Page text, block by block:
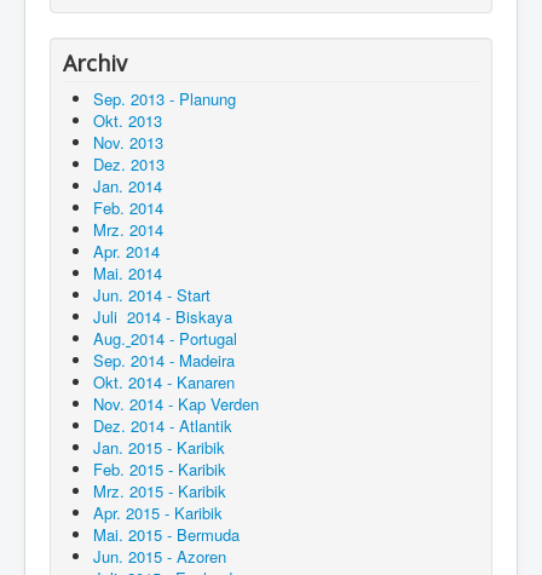
Archiv
Sep. 2013 - Planung
Okt. 2013
Nov. 2013
Dez. 2013
Jan. 2014
Feb. 2014
Mrz. 2014
Apr. 2014
Mai. 2014
Jun. 2014 - Start
Juli 2014 - Biskaya
Aug. 2014 - Portugal
Sep. 2014 - Madeira
Okt. 2014 - Kanaren
Nov. 2014 - Kap Verden
Dez. 2014 - Atlantik
Jan. 2015 - Karibik
Feb. 2015 - Karibik
Mrz. 2015 - Karibik
Apr. 2015 - Karibik
Mai. 2015 - Bermuda
Jun. 2015 - Azoren